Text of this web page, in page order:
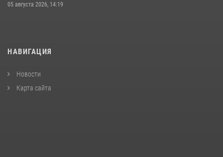
05 августа 2026, 14:19
НАВИГАЦИЯ
Новости
Карта сайта